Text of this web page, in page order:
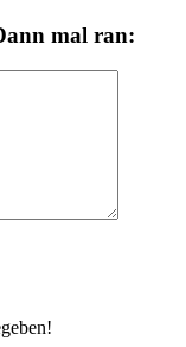
mal ran: